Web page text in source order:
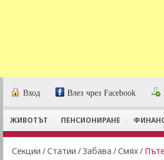
Вход Влез чрез Facebook
ЖИВОТЪТ ПЕНСИОНИРАНЕ
Секции /Статии / Забава /Смях/